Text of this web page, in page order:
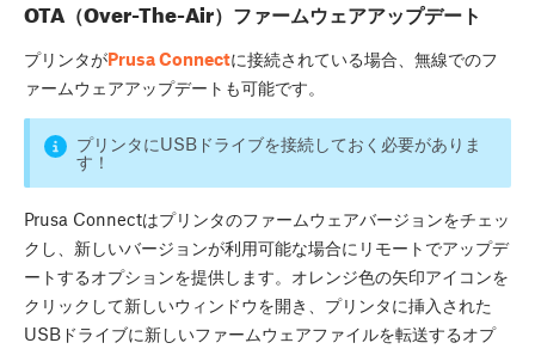
OTA（Over-The-Air）ファームウェアアップデート
プリンタがPrusa Connectに接続されている場合、無線でのフ
ァームウェアアップデートも可能です。
プリンタにUSBドライブを接続しておく必要がありま
す！
Prusa Connectはプリンタのファームウェアバージョンをチェッ
クし、新しいバージョンが利用可能な場合にリモートでアップデ
ートするオプションを提供します。オレンジ色の矢印アイコンを
クリックして新しいウィンドウを開き、プリンタに挿入された
USBドライブに新しいファームウェアファイルを転送するオプ